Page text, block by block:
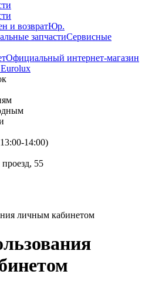
и возвратЮр.
запчастиСервисные
Официальный интернет-магазин
14:00)
55
личным кабинетом